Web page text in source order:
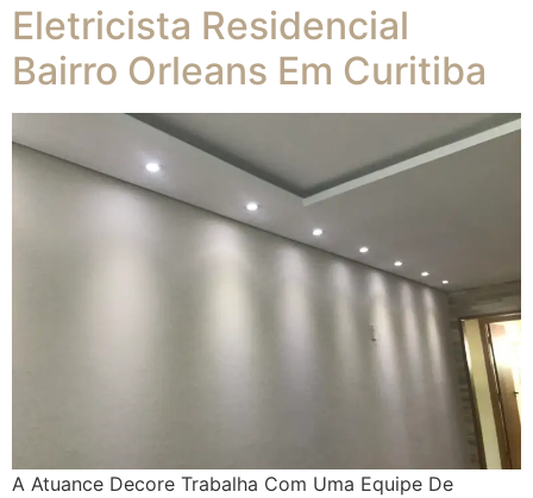
Eletricista Residencial
Bairro Orleans Em Curitiba
A Atuance Decore Trabalha Com Uma Equipe De